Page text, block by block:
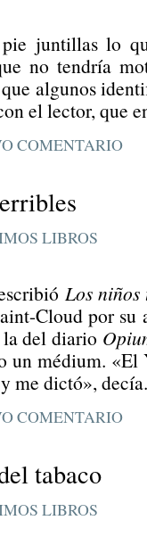
juntillas lo
no tendría
algunos
el lector, que
COMENTARIO
LIBROS
Los
Cloud por
del diario
un médium.
me dictó», decía.
COMENTARIO
tabaco
LIBROS